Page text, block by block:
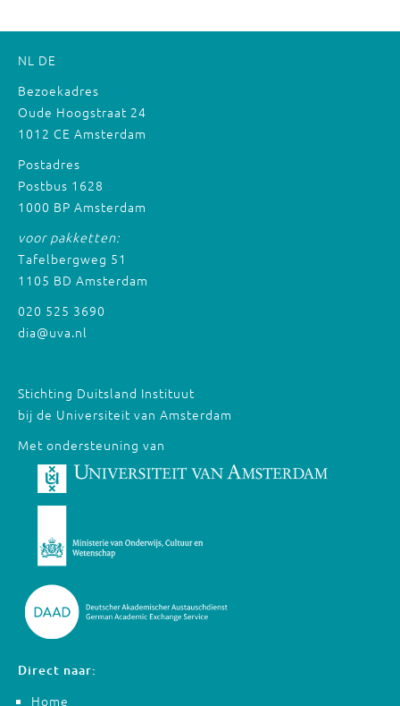
NL DE
Bezoekadres
Oude Hoogstraat 24
1012 CE Amsterdam
Postadres
Postbus 1628
1000 BP Amsterdam
voor pakketten:
Tafelbergweg 51
1105 BD Amsterdam
020 525 3690
dia@uva.nl
Stichting Duitsland Instituut
bij de Universiteit van Amsterdam
Met ondersteuning van
Direct naar:
Home